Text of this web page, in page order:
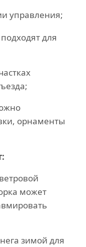
управления;
для
орнаменты
может
зимой для